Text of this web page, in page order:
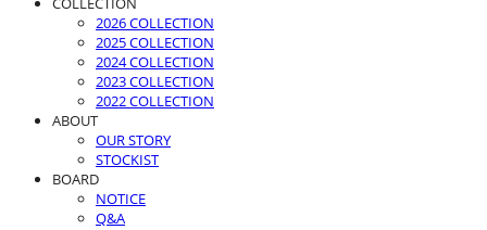
2026 COLLECTION
2025 COLLECTION
2024 COLLECTION
2023 COLLECTION
2022 COLLECTION
ABOUT
OUR STORY
STOCKIST
BOARD
NOTICE
Q&A